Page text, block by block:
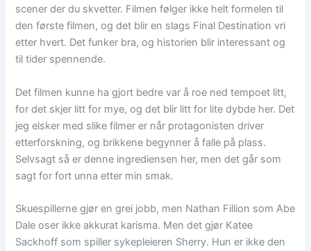
scener der du skvetter. Filmen følger ikke helt formelen til
den første filmen, og det blir en slags Final Destination vri
etter hvert. Det funker bra, og historien blir interessant og
til tider spennende.
Det filmen kunne ha gjort bedre var å roe ned tempoet litt,
for det skjer litt for mye, og det blir litt for lite dybde her. Det
jeg elsker med slike filmer er når protagonisten driver
etterforskning, og brikkene begynner å falle på plass.
Selvsagt så er denne ingrediensen her, men det går som
sagt for fort unna etter min smak.
Skuespillerne gjør en grei jobb, men Nathan Fillion som Abe
Dale oser ikke akkurat karisma. Men det gjør Katee
Sackhoff som spiller sykepleieren Sherry. Hun er ikke den